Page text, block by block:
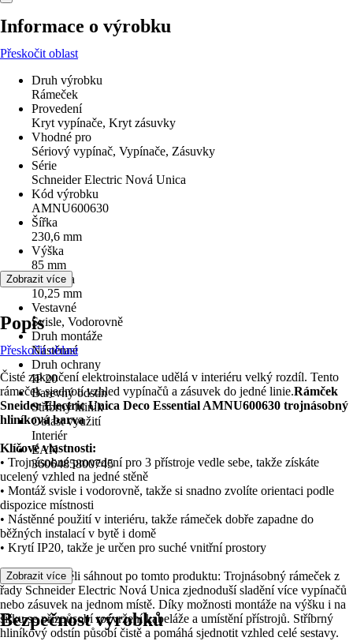
Informace o výrobku
Přeskočit oblast
Druh výrobku
Rámeček
Provedení
Kryt vypínače, Kryt zásuvky
Vhodné pro
Sériový vypínač, Vypínače, Zásuvky
Série
Schneider Electric Nová Unica
Kód výrobku
AMNU600630
Šířka
230,6 mm
Výška
85 mm
Hloubka
10,25 mm
Vestavné
Svisle, Vodorovně
Druh montáže
Nástěnné
Druh ochrany
IP 20
Barevný odstín
Stříbrný hliník
Oblast využití
Interiér
EAN
3606485800745
Zobrazit více
Popis
Přeskočit oblast
Čisté zakončení elektroinstalace udělá v interiéru velký rozdíl. Tento
rámeček sjednotí vzhled vypínačů a zásuvek do jedné linie.Rámček
Sneider Electric Unica Deco Essential AMNU600630 trojnásobný
hliníková barva
Klíčové vlastnosti:
• Trojnásobné provedení pro 3 přístroje vedle sebe, takže získáte
ucelený vzhled na jedné stěně
• Montáž svisle i vodorovně, takže si snadno zvolíte orientaci podle
dispozice místnosti
• Nástěnné použití v interiéru, takže rámeček dobře zapadne do
běžných instalací v bytě i domě
• Krytí IP20, takže je určen pro suché vnitřní prostory
Proto byste měli sáhnout po tomto produktu: Trojnásobný rámeček z
řady Schneider Electric Nová Unica zjednoduší sladění více vypínačů
nebo zásuvek na jednom místě. Díky možnosti montáže na výšku i na
šířku se přizpůsobí rozvržení kabeláže a umístění přístrojů. Stříbrný
hliníkový odstín působí čistě a pomáhá sjednotit vzhled celé sestavy.
Zobrazit více
Bezpečnost výrobků